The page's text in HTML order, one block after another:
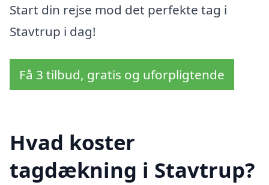
Start din rejse mod det perfekte tag i
Stavtrup i dag!
Få 3 tilbud, gratis og uforpligtende
Hvad koster
tagdækning i Stavtrup?